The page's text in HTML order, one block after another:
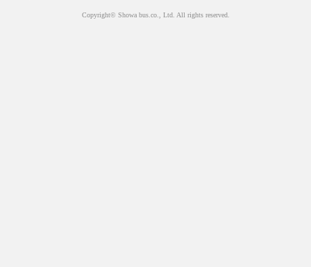
Copyright© Showa bus.co., Ltd. All rights reserved.